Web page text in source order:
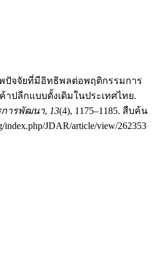
ปัจจัยที่มีอิทธิพลต่อพฤติกรรมการ
ปลีกแบบดั้งเดิมในประเทศไทย.
การพัฒนา, 13(4), 1175–1185. สืบค้น
index.php/JDAR/article/view/262353